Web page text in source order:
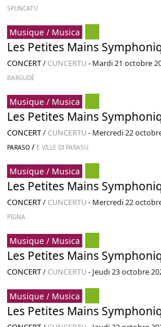
SPUNCATU
Musique / Musica
Les Petites Mains
CONCERT/ CUNCERTU - Mardi 21 octobre
BARGUDÈ
Musique / Musica
Les Petites Mains
CONCERT/ CUNCERTU - Mercredi 22
PARASO / E VILLE DI PARASU
Musique / Musica
Les Petites Mains
CONCERT/ CUNCERTU - Mercredi 22
PIGNA
Musique / Musica
Les Petites Mains
CONCERT/ CUNCERTU - Jeudi 23 octobre
Musique / Musica
Les Petites Mains